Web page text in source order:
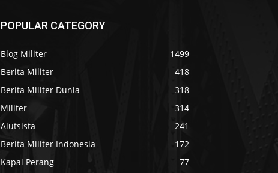
POPULAR CATEGORY
Blog Militer
1499
Berita Militer
418
Berita Militer Dunia
318
Militer
314
Alutsista
241
Berita Militer Indonesia
172
Kapal Perang
77